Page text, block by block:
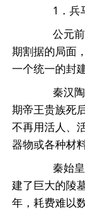
1．兵
公元前
期割据的局面
一个统一的封
秦汉陶
期帝王贵族死
不再用活人、
器物或各种材
秦始皇
建了巨大的陵
年，耗费难以